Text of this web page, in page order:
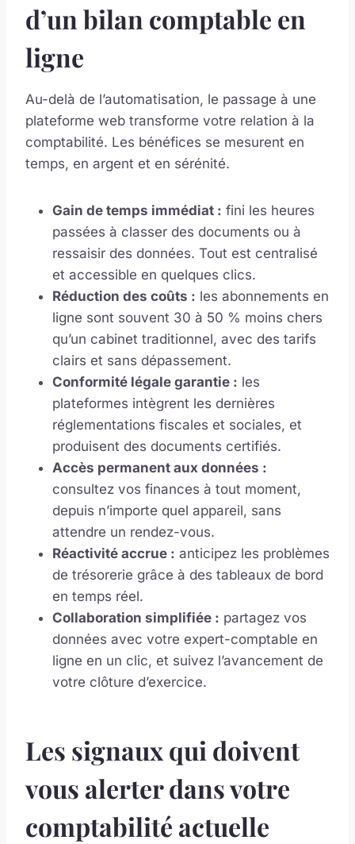
d’un bilan comptable en
ligne
Au-delà de l’automatisation, le passage à une
plateforme web transforme votre relation à la
comptabilité. Les bénéfices se mesurent en
temps, en argent et en sérénité.
Gain de temps immédiat : fini les heures
passées à classer des documents ou à
ressaisir des données. Tout est centralisé
et accessible en quelques clics.
Réduction des coûts : les abonnements en
ligne sont souvent 30 à 50 % moins chers
qu’un cabinet traditionnel, avec des tarifs
clairs et sans dépassement.
Conformité légale garantie : les
plateformes intègrent les dernières
réglementations fiscales et sociales, et
produisent des documents certifiés.
Accès permanent aux données :
consultez vos finances à tout moment,
depuis n’importe quel appareil, sans
attendre un rendez-vous.
Réactivité accrue : anticipez les problèmes
de trésorerie grâce à des tableaux de bord
en temps réel.
Collaboration simplifiée : partagez vos
données avec votre expert-comptable en
ligne en un clic, et suivez l’avancement de
votre clôture d’exercice.
Les signaux qui doivent
vous alerter dans votre
comptabilité actuelle